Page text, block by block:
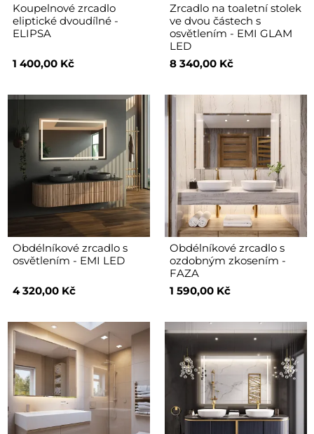
Koupelnové zrcadlo
eliptické dvoudílné -
ELIPSA
1 400,00 Kč
Zrcadlo na toaletní stolek
ve dvou částech s
osvětlením - EMI GLAM
LED
8 340,00 Kč
Obdélníkové zrcadlo s
osvětlením - EMI LED
4 320,00 Kč
Obdélníkové zrcadlo s
ozdobným zkosením -
FAZA
1 590,00 Kč